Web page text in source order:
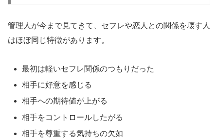
管理人が今まで見てきて、セフレや恋人との関係を壊す人
はほぼ同じ特徴があります。
最初は軽いセフレ関係のつもりだった
相手に好意を感じる
相手への期待値が上がる
相手をコントロールしたがる
相手を尊重する気持ちの欠如